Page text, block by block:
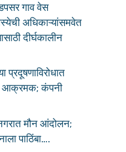
गाव वेस
अधिकाऱ्यांसमवेत
दीर्घकालीन
प्रदूषणाविरोधात
आक्रमक; कंपनी
मौन आंदोलन;
पाठिंबा….